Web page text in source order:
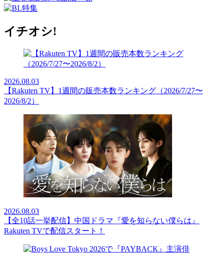
イチオシ!
2026.08.03
【Rakuten TV】1週間の販売本数ランキング（2026/7/27〜
2026/8/2）
2026.08.03
【全10話一挙配信】中国ドラマ『愛を知らない僕らは』
Rakuten TVで配信スタート！